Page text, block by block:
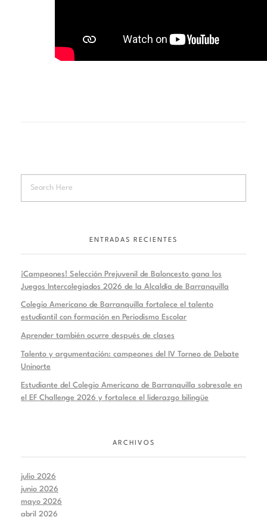
ENTRADAS RECIENTES
¡Campeones! Selección Prejuvenil de Baloncesto gana los
Juegos Intercolegiados 2026 de la Alcaldía de Barranquilla
Colegio Americano de Barranquilla fortalece el talento
estudiantil con formación en Periodismo Escolar
Aprender también ocurre después de clases
Talento y argumentación: campeones del IV Torneo de Debate
Uninorte
Estudiante del Colegio Americano de Barranquilla sobresale en
el EF Challenge 2026 y fortalece el liderazgo bilingüe
ARCHIVOS
julio 2026
junio 2026
mayo 2026
abril 2026